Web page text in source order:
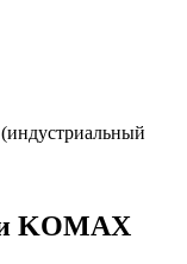
KOMAX